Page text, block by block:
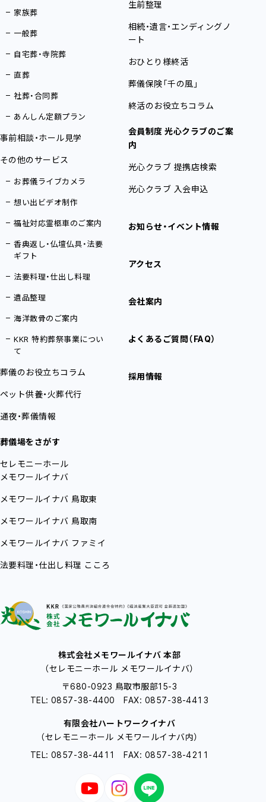
家族葬
一般葬
自宅葬・寺院葬
直葬
社葬・合同葬
あんしん定額プラン
事前相談・ホール見学
その他のサービス
お葬儀ライブカメラ
想い出ビデオ制作
福祉対応霊柩車のご案内
香典返し・仏壇仏具・法要
ギフト
法要料理・仕出し料理
遺品整理
海洋散骨のご案内
KKR 特約葬祭事業につい
て
葬儀のお役立ちコラム
ペット供養・火葬代行
通夜・葬儀情報
葬儀場をさがす
セレモニーホール
メモワールイナバ
メモワールイナバ 鳥取東
メモワールイナバ 鳥取南
メモワールイナバ ファミイ
法要料理・仕出し料理 こころ
生前整理
相続・遺言・エンディングノ
ート
おひとり様終活
葬儀保険「千の風」
終活のお役立ちコラム
会員制度 光心クラブのご案
内
光心クラブ 提携店検索
光心クラブ 入会申込
お知らせ・イベント情報
アクセス
会社案内
よくあるご質問（FAQ）
採用情報
株式会社メモワールイナバ 本部
（セレモニーホール メモワールイナバ）
〒680-0923 鳥取市服部15-3
TEL: 0857-38-4400 FAX: 0857-38-4413
有限会社ハートワークイナバ
（セレモニーホール メモワールイナバ内）
TEL: 0857-38-4411 FAX: 0857-38-4211